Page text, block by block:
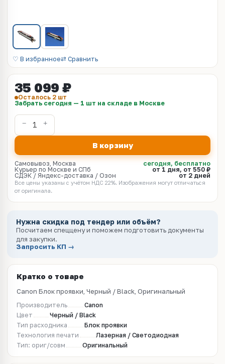
♡ В избранное⇄ Сравнить
35 099 ₽
Осталось 2 шт
Забрать сегодня — 1 шт на складе в Москве
В корзину
Самовывоз, Москва
сегодня, бесплатно
Курьер по Москве и СПб
от 1 дня, от 550 ₽
СДЭК / Яндекс-доставка / Озон
от 2 дней
Все цены указаны с учётом НДС 22%. Изображения могут отличаться
от оригинала.
Нужна скидка под тендер или объём?
Посчитаем спеццену и поможем подготовить документы
для закупки.
Запросить КП →
Кратко о товаре
Canon Блок проявки, Черный / Black, Оригинальный
Производитель
Canon
Цвет
Черный / Black
Тип расходника
Блок проявки
Технология печати
Лазерная / Светодиодная
Тип: ориг/совм
Оригинальный